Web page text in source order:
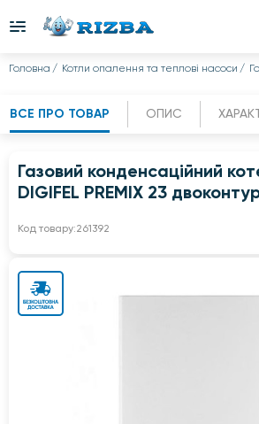
Головна Котли опалення та теплові насоси
ВСЕ ПРО ТОВАР ОПИС
Газовий конденсаційний
DIGIFEL PREMIX 23
Код товару:261392